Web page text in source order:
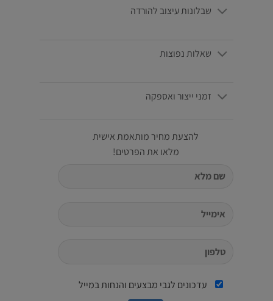
שבלונות עיצוב להורדה
שאלות נפוצות
זמני ייצור ואספקה
להצעת מחיר מותאמת אישית
מלאו את הפרטים!
עדכונים לגבי מבצעים והנחות במייל